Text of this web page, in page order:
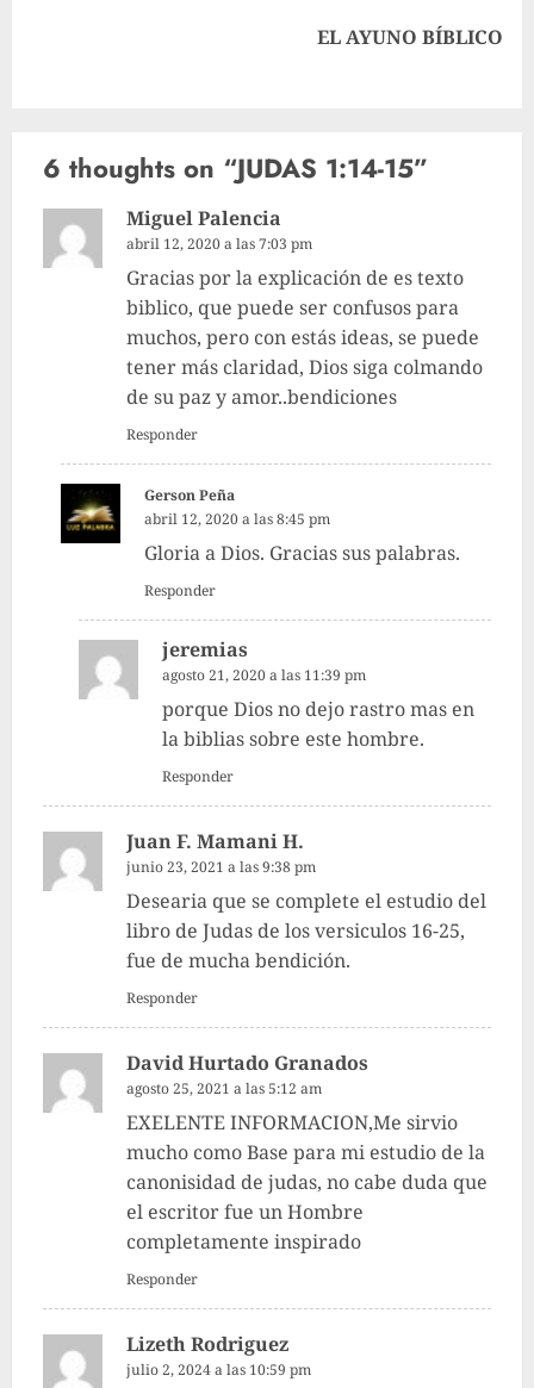
EL AYUNO BÍBLICO
6 thoughts on “JUDAS 1:14-15”
Miguel Palencia
abril 12, 2020 a las 7:03 pm
Gracias por la explicación de es texto
biblico, que puede ser confusos para
muchos, pero con estás ideas, se puede
tener más claridad, Dios siga colmando
de su paz y amor..bendiciones
Responder
Gerson Peña
abril 12, 2020 a las 8:45 pm
Gloria a Dios. Gracias sus palabras.
Responder
jeremias
agosto 21, 2020 a las 11:39 pm
porque Dios no dejo rastro mas en
la biblias sobre este hombre.
Responder
Juan F. Mamani H.
junio 23, 2021 a las 9:38 pm
Desearia que se complete el estudio del
libro de Judas de los versiculos 16-25,
fue de mucha bendición.
Responder
David Hurtado Granados
agosto 25, 2021 a las 5:12 am
EXELENTE INFORMACION,Me sirvio
mucho como Base para mi estudio de la
canonisidad de judas, no cabe duda que
el escritor fue un Hombre
completamente inspirado
Responder
Lizeth Rodriguez
julio 2, 2024 a las 10:59 pm